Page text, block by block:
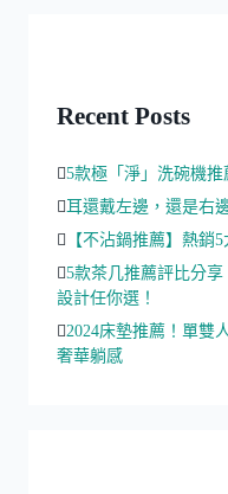
Recent Posts
5款極「淨」洗碗機
耳還戴左邊，還是右
【不沾鍋推薦】熱銷
5款茶几推薦評比分
設計任你選！
2024床墊推薦！單雙
奢華躺感